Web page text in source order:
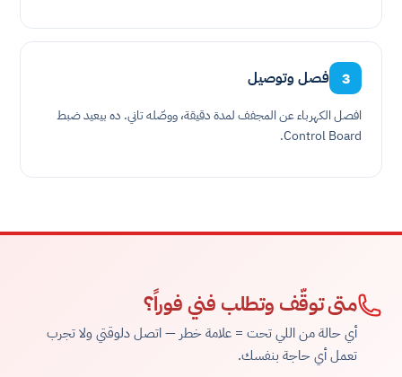
3 فصل وتوصيل
افصل الكهرباء عن المجفف لمدة دقيقة، ووصّله تاني. ده بيعيد ضبط
Control Board.
متى توقّف وتطلب فني فوراً؟
أي حالة من اللي تحت = علامة خطر — اتصل دلوقتي ولا تجرب
تعمل أي حاجة بنفسك.